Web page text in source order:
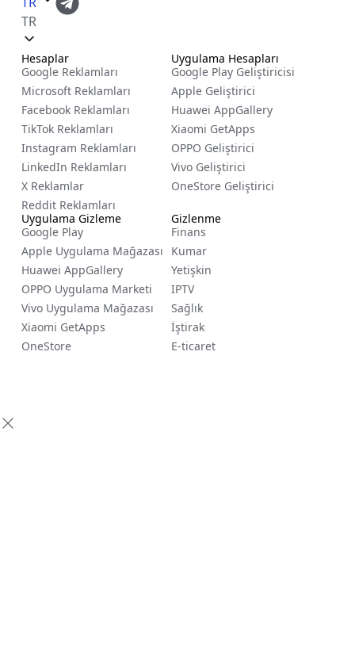
TR
Hesaplar
Google Reklamları
Microsoft Reklamları
Facebook Reklamları
TikTok Reklamları
Instagram Reklamları
LinkedIn Reklamları
X Reklamlar
Reddit Reklamları
Gizlenme
Finans
Kumar
Yetişkin
IPTV
Sağlık
İştirak
E-ticaret
Uygulama Hesapları
Google Play Geliştiricisi
Apple Geliştirici
Huawei AppGallery
Xiaomi GetApps
OPPO Geliştirici
Vivo Geliştirici
OneStore Geliştirici
Uygulama Gizleme
Google Play
Apple Uygulama Mağazası
Huawei AppGallery
OPPO Uygulama Marketi
Vivo Uygulama Mağazası
Xiaomi GetApps
OneStore